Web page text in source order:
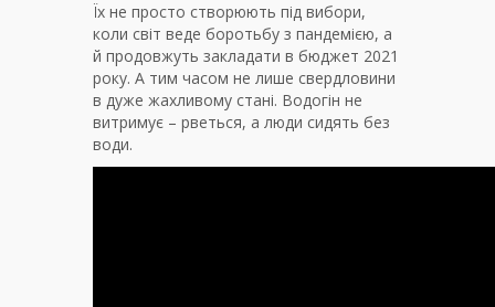
Їх не просто створюють під вибори,
коли світ веде боротьбу з пандемією, а
й продовжуть закладати в бюджет 2021
року. А тим часом не лише свердловини
в дуже жахливому стані. Водогін не
витримує – рветься, а люди сидять без
води.